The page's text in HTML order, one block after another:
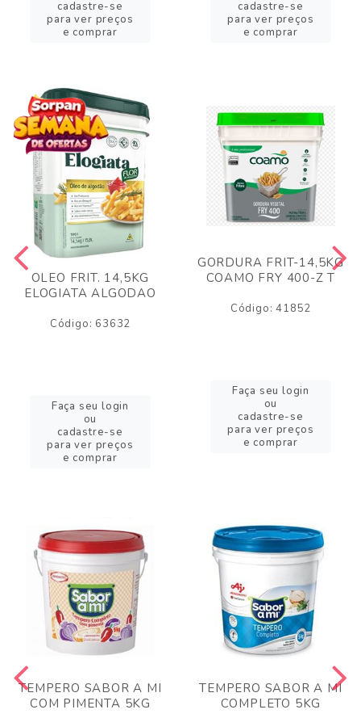
cadastre-se
para ver preços
e comprar
cadastre-se
para ver preços
e comprar
OLEO FRIT. 14,5KG
ELOGIATA ALGODAO
Código: 63632
Faça seu login
ou
cadastre-se
para ver preços
e comprar
GORDURA FRIT-14,5KG
COAMO FRY 400-Z T
Código: 41852
Faça seu login
ou
cadastre-se
para ver preços
e comprar
TEMPERO SABOR A MI
COM PIMENTA 5KG
TEMPERO SABOR A MI
COMPLETO 5KG